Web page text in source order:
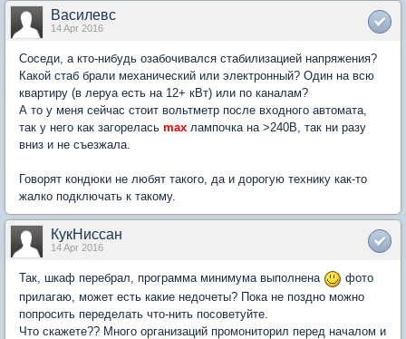
Василевс
14 Apr 2016
Соседи, а кто-нибудь озабочивался стабилизацией напряжения?
Какой стаб брали механический или электронный? Один на всю
квартиру (в леруа есть на 12+ кВт) или по каналам?
А то у меня сейчас стоит вольтметр после входного автомата,
так у него как загорелась max лампочка на >240В, так ни разу
вниз и не съезжала.
Говорят кондюки не любят такого, да и дорогую технику как-то
жалко подключать к такому.
КукНиссан
14 Apr 2016
Так, шкаф перебрал, программа минимума выполнена
фото
прилагаю, может есть какие недочеты? Пока не поздно можно
попросить переделать что-нить посоветуйте.
Что скажете?? Много организаций промониторил перед началом и